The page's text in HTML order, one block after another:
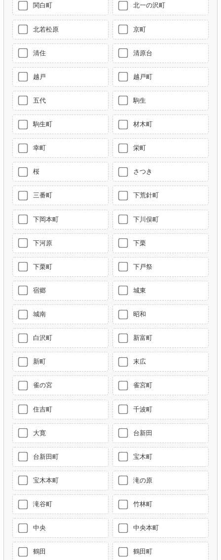
関白町 北一の沢町
北若松原 京町
清住 清原台
越戸 越戸町
五代 駒生
駒生町 材木町
幸町 栄町
桜 さつき
三番町 下荒針町
下岡本町 下川俣町
下河原 下栗
下栗町 下戸祭
宿郷 城東
城南 昭和
白沢町 新富町
新町 末広
雀の宮 雀宮町
住吉町 千波町
大寛 台新田
台新田町 宝木町
宝木本町 滝の原
滝谷町 竹林町
中央 中央本町
鶴田 鶴田町